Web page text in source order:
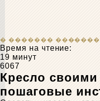
Время на чтение:
19 минут
6067
Кресло своими
пошаговые